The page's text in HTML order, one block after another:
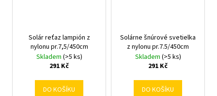
Solár reťaz lampión z
nylonu pr.7,5/450cm
Skladem (>5 ks)
291 Kč
DO KOŠÍKU
Solárne šnúrové svetielka
z nylonu pr.7.5/450cm
Skladem (>5 ks)
291 Kč
DO KOŠÍKU